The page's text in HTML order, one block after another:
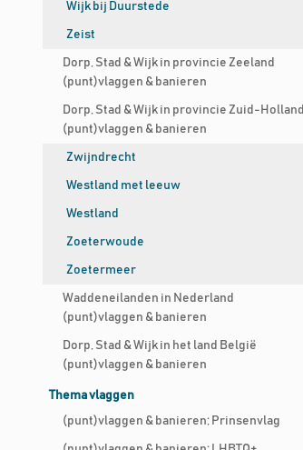
Wijk bij Duurstede
Zeist
Dorp, Stad & Wijk in provincie Zeeland
(punt)vlaggen & banieren
Dorp, Stad & Wijk in provincie Zuid-Holland
(punt)vlaggen & banieren
Zwijndrecht
Westland met leeuw
Westland
Zoeterwoude
Zoetermeer
Waddeneilanden in Nederland
(punt)vlaggen & banieren
Dorp, Stad & Wijk in het land België
(punt)vlaggen & banieren
Thema vlaggen
(punt)vlaggen & banieren; Prinsenvlag